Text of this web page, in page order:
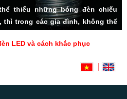
thiếu những bóng đèn chiếu
thì trong các gia đình, không thể
dùng đặt ra, đặc biệt cách sử
LED và cách khắc phục